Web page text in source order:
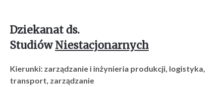
Dziekanat ds.
StudiówNiestacjonarnych
Kierunki: zarządzanie i inżynieria produkcji, logistyka,
transport, zarządzanie